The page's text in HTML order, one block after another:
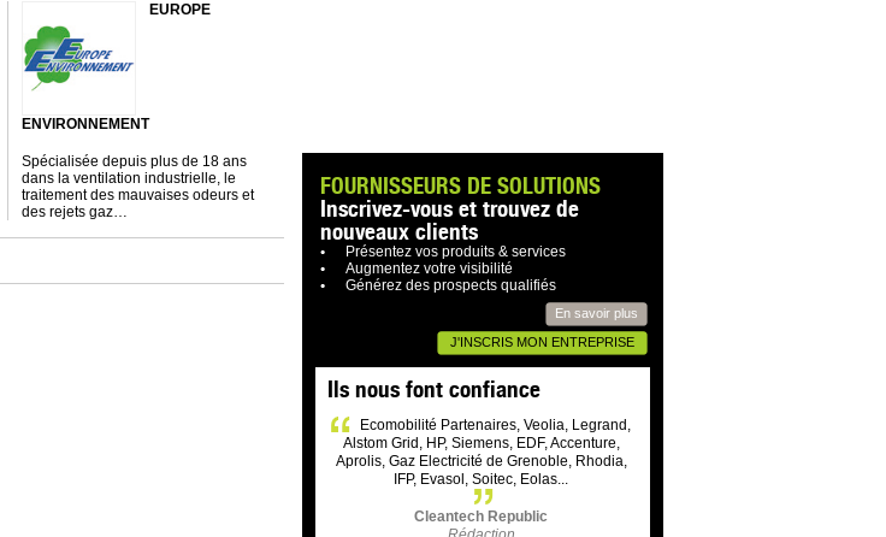
EUROPE
ENVIRONNEMENT
Spécialisée depuis plus de 18 ans
dans la ventilation industrielle, le
traitement des mauvaises odeurs et
des rejets gaz…
FOURNISSEURS DE SOLUTIONS
Inscrivez-vous et trouvez de
nouveaux clients
Présentez vos produits & services
Augmentez votre visibilité
Générez des prospects qualifiés
En savoir plus
J'INSCRIS MON ENTREPRISE
Ils nous font confiance
Ecomobilité Partenaires, Veolia, Legrand,
Alstom Grid, HP, Siemens, EDF, Accenture,
Aprolis, Gaz Electricité de Grenoble, Rhodia,
IFP, Evasol, Soitec, Eolas...
Cleantech Republic